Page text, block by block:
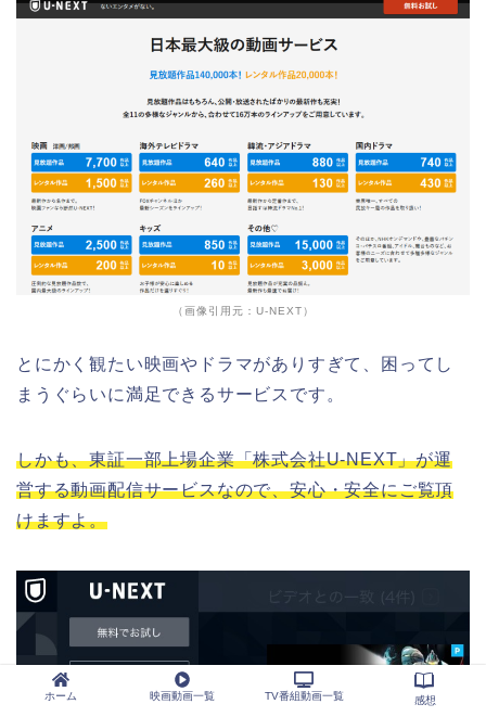
（画像引用元：U-NEXT）
とにかく観たい映画やドラマがありすぎて、困ってし
まうぐらいに満足できるサービスです。
しかも、東証一部上場企業「株式会社U-NEXT」が運
営する動画配信サービスなので、安心・安全にご覧頂
けますよ。
ホーム 映画動画一覧 TV番組動画一覧 感想